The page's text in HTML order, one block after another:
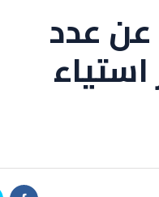
عن عدد